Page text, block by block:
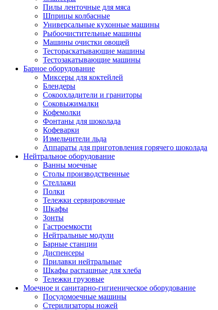
Пилы ленточные для мяса
Шприцы колбасные
Универсальные кухонные машины
Рыбоочистительные машины
Машины очистки овощей
Тестораскатывающие машины
Тестозакатывающие машины
Барное оборудование
Миксеры для коктейлей
Блендеры
Сокоохладители и граниторы
Соковыжималки
Кофемолки
Фонтаны для шоколада
Кофеварки
Измельчители льда
Аппараты для приготовления горячего шоколада
Нейтральное оборудование
Ванны моечные
Столы производственные
Стеллажи
Полки
Тележки сервировочные
Шкафы
Зонты
Гастроемкости
Нейтральные модули
Барные станции
Диспенсеры
Прилавки нейтральные
Шкафы распашные для хлеба
Тележки грузовые
Моечное и санитарно-гигиеническое оборудование
Посудомоечные машины
Стерилизаторы ножей